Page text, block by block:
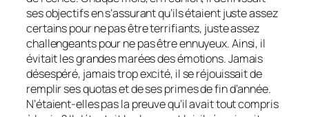
ses objectifs en s’assurant qu’ils étaient juste assez
certains pour ne pas être terrifiants, juste assez
challengeants pour ne pas être ennuyeux. Ainsi, il
évitait les grandes marées des émotions. Jamais
désespéré, jamais trop excité, il se réjouissait de
remplir ses quotas et de ses primes de fin d’année.
N’étaient-elles pas la preuve qu’il avait tout compris